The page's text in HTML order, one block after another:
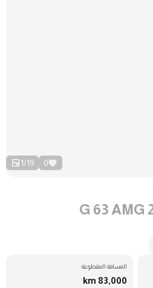
0
1/19
المسافة المقطوعة
83,000 km